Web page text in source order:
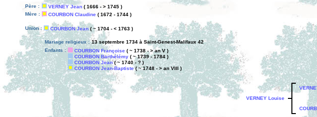
Père : VERNEY Jean ( 1666 - > 1745 )
Mère :
COURBON Claudine ( 1672 - 1744 )
Union : COURBON Jean( ~ 1704 - < 1763 )
Mariage religieux : 13 septembre 1734 à Saint-Genest-Malifaux 42
Enfants :
COURBON Françoise ( ~ 1738 - > an V )
COURBON Barthélémy ( ~ 1739 - 1784 )
COURBON Jean( ~ 1740 - ? )
COURBON Jean-Baptiste( ~ 1748 - > an VIII )
VERNEY Louise